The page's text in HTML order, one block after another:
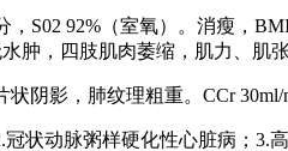
，S02 92%（室氧）。消瘦
肿，四肢肌肉萎缩，肌力、肌
阴影，肺纹理粗重。CCr 30ml/
状动脉粥样硬化性心脏病；3.